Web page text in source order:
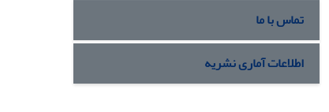
تماس با ما
اطلاعات آماری نشریه